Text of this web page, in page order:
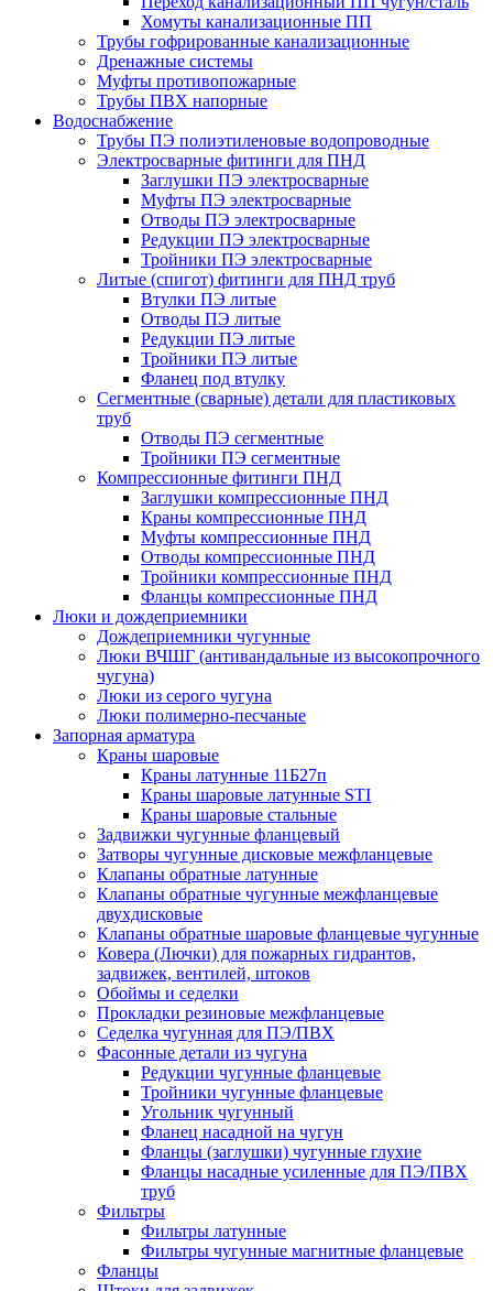
Хомуты канализационные ПП
Трубы гофрированные канализационные
Дренажные системы
Муфты противопожарные
Трубы ПВХ напорные
Водоснабжение
Трубы ПЭ полиэтиленовые водопроводные
Электросварные фитинги для ПНД
Заглушки ПЭ электросварные
Муфты ПЭ электросварные
Отводы ПЭ электросварные
Редукции ПЭ электросварные
Тройники ПЭ электросварные
Литые (спигот) фитинги для ПНД труб
Втулки ПЭ литые
Отводы ПЭ литые
Редукции ПЭ литые
Тройники ПЭ литые
Фланец под втулку
Сегментные (сварные) детали для пластиковых
труб
Отводы ПЭ сегментные
Тройники ПЭ сегментные
Компрессионные фитинги ПНД
Заглушки компрессионные ПНД
Краны компрессионные ПНД
Муфты компрессионные ПНД
Отводы компрессионные ПНД
Тройники компрессионные ПНД
Фланцы компрессионные ПНД
Люки и дождеприемники
Дождеприемники чугунные
Люки ВЧШГ (антивандальные из высокопрочного
чугуна)
Люки из серого чугуна
Люки полимерно-песчаные
Запорная арматура
Краны шаровые
Краны латунные 11Б27п
Краны шаровые латунные STI
Краны шаровые стальные
Задвижки чугунные фланцевый
Затворы чугунные дисковые межфланцевые
Клапаны обратные латунные
Клапаны обратные чугунные межфланцевые
двухдисковые
Клапаны обратные шаровые фланцевые чугунные
Ковера (Лючки) для пожарных гидрантов,
задвижек, вентилей, штоков
Обоймы и седелки
Прокладки резиновые межфланцевые
Седелка чугунная для ПЭ/ПВХ
Фасонные детали из чугуна
Редукции чугунные фланцевые
Тройники чугунные фланцевые
Угольник чугунный
Фланец насадной на чугун
Фланцы (заглушки) чугунные глухие
Фланцы насадные усиленные для ПЭ/ПВХ
труб
Фильтры
Фильтры латунные
Фильтры чугунные магнитные фланцевые
Фланцы